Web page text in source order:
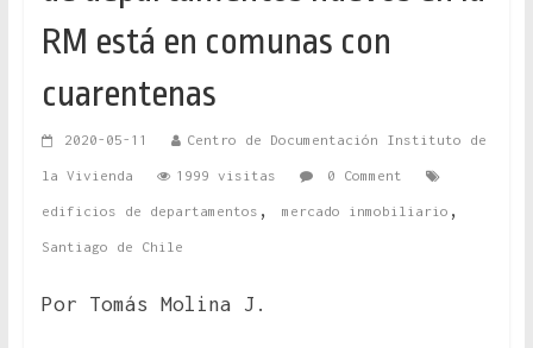
RM está en comunas con
cuarentenas
2020-05-11 Centro de Documentación Instituto de
la Vivienda 1999 visitas 0 Comment
edificios de departamentos , mercado inmobiliario ,
Santiago de Chile
Por Tomás Molina J.